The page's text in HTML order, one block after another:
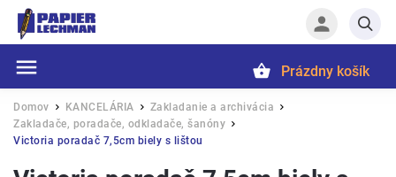
Hľadať
Prázdny košík
Domov / KANCELÁRIA / Zakladanie a archivácia /
Zakladače, poradače, odkladače, šanóny /
Victoria poradač 7,5cm biely s lištou